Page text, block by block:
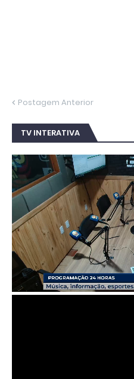
Postagem Anterior
TV INTERATIVA